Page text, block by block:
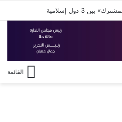
3 دول إسلامية
القائمة